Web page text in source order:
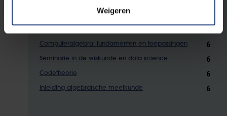
Weigeren
Introduction to Performance Modelling
Computeralgebra: fundamenten en toepassingen 6
Seminarie in de wiskunde en data science 6
Codetheorie 6
Inleiding algebraïsche meetkunde 6